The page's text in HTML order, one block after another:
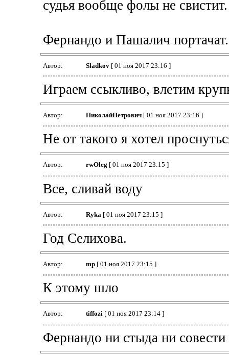
судья вообще фолы не
Фернандо и Пашалич
Автор: Sladkov[ 01 ноя 2017 23:16 ]
Играем ссыкливо, влетим
Автор: НиколайПетрович[ 01 ноя 2017 23:16 ]
Не от такого я хотел
Автор: rwOleg [ 01 ноя 2017 23:15 ]
Все, сливай воду
Автор: Ryka [ 01 ноя 2017 23:15 ]
Год Селихова.
Автор: mp[ 01 ноя 2017 23:15 ]
К этому шло
Автор: tiffozi[ 01 ноя 2017 23:14 ]
Фернандо ни стыда ни совести